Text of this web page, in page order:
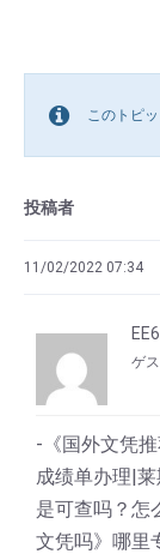
このトピッ
投稿者
11/02/2022 07:34
ゲ
-《国外文凭
成绩单办理|
是可查吗？怎
文凭吗》哪里